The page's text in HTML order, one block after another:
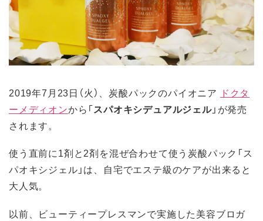
2019年7月23日（火）、炭酸パックのパイオニア ドクタ
ーメディオンから「スパオキシデュアルジェル」が発売
されます。
使う直前に1剤と2剤を混ぜ合わせて使う炭酸パック「ス
パオキシジェル」は、自宅でエステ級のケアが出来ると
大人気。
以前、ビューティープレスマンで実施した美容ブロガ